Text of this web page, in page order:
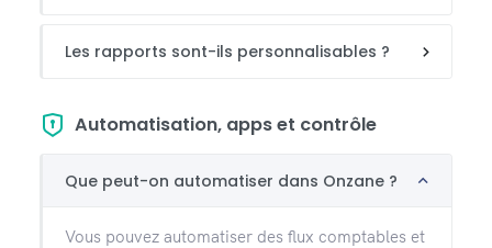
Les rapports sont-ils personnalisables ?
Automatisation, apps et contrôle
Que peut-on automatiser dans Onzane ?
Vous pouvez automatiser des flux comptables et